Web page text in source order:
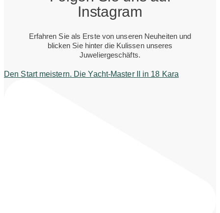
Instagram
Erfahren Sie als Erste von unseren Neuheiten und
blicken Sie hinter die Kulissen unseres
Juweliergeschäfts.
Den Start meistern. Die Yacht-Master II in 18 Kara